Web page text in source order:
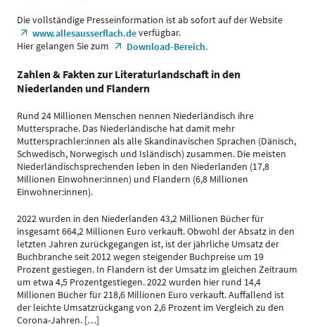
Die vollständige Presseinformation ist ab sofort auf der Website
www.allesausserflach.deverfügbar.
Hier gelangen Sie zum
Download-Bereich.
Zahlen & Fakten zur Literaturlandschaft in den
Niederlanden und Flandern
Rund 24 Millionen Menschen nennen Niederländisch ihre
Muttersprache. Das Niederländische hat damit mehr
Muttersprachler:innen als alle Skandinavischen Sprachen (Dänisch,
Schwedisch, Norwegisch und Isländisch) zusammen. Die meisten
Niederländischsprechenden leben in den Niederlanden (17,8
Millionen Einwohner:innen) und Flandern (6,8 Millionen
Einwohner:innen).
2022 wurden in den Niederlanden 43,2 Millionen Bücher für
insgesamt 664,2 Millionen Euro verkauft. Obwohl der Absatz in den
letzten Jahren zurückgegangen ist, ist der jährliche Umsatz der
Buchbranche seit 2012 wegen steigender Buchpreise um 19
Prozent gestiegen. In Flandern ist der Umsatz im gleichen Zeitraum
um etwa 4,5 Prozentgestiegen. 2022 wurden hier rund 14,4
Millionen Bücher für 218,6 Millionen Euro verkauft. Auffallend ist
der leichte Umsatzrückgang von 2,6 Prozent im Vergleich zu den
Corona-Jahren. […]